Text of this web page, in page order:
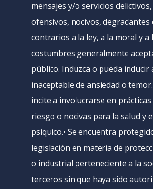
mensajes y/o servicios
ofensivos, nocivos, degradantes
contrarios a la ley, a la moral y a
costumbres generalmente
público. Induzca o pueda inducir
inaceptable de ansiedad o
incite a involucrarse en
riesgo o nocivas para la salud y
psíquico.• Se encuentra
legislación en materia de
o industrial perteneciente a la
terceros sin que haya sido